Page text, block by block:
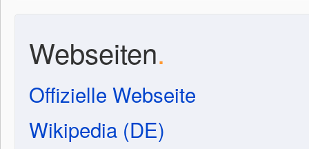
Webseiten.
Offizielle Webseite
Wikipedia (DE)